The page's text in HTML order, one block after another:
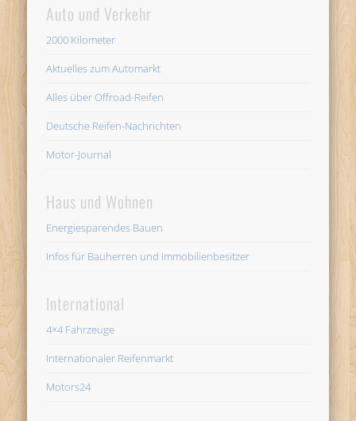
Auto und Verkehr
2000 Kilometer
Aktuelles zum Automarkt
Alles über Offroad-Reifen
Deutsche Reifen-Nachrichten
Motor-Journal
Haus und Wohnen
Energiesparendes Bauen
Infos für Bauherren und Immobilienbesitzer
International
4×4 Fahrzeuge
Internationaler Reifenmarkt
Motors24